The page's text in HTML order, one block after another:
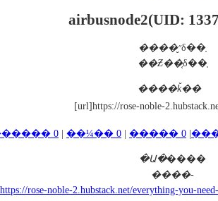
airbusnode2(UID:
����״̬δ��֤
��Ƶ��֤δ��֤
����ǩ��
[url]https://rose-noble-
0 | ��¼�� 0 | ����� 0 |
�Ա�����
����-
https://rose-noble-2.hubstack.net/everything-you-